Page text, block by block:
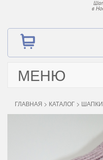
МЕНЮ
ГЛАВНАЯ > КАТАЛОГ > ШАПКИ